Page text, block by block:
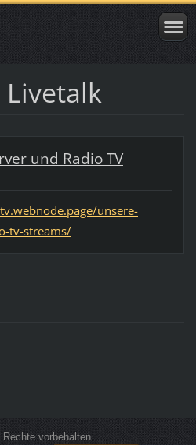
und Radio TV
unsere-
tv-streams/
vorbehalten.